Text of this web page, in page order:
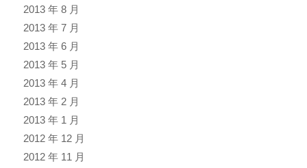
2013 年 8 月
2013 年 7 月
2013 年 6 月
2013 年 5 月
2013 年 4 月
2013 年 2 月
2013 年 1 月
2012 年 12 月
2012 年 11 月